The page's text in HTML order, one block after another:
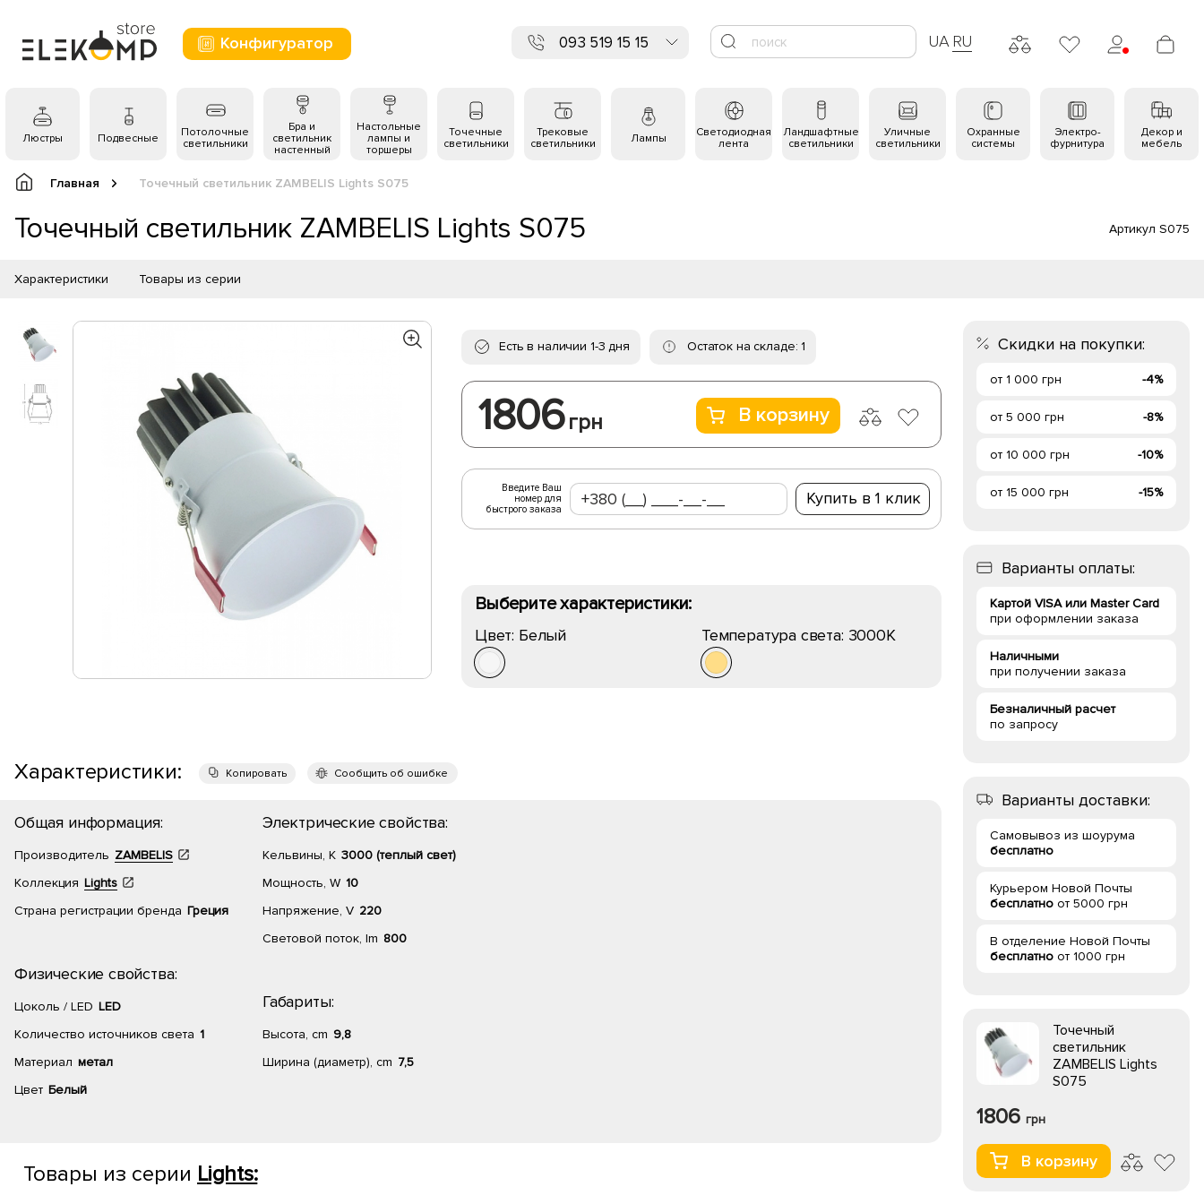
Конфигуратор 093 519 15 15 UA RU
Люстры Подвесные
Потолочные
светильники
Бра и
светильник
настенный
Настольные
лампы и
торшеры
Точечные
светильники
Трековые
светильники
Лампы
Светодиодная
лента
Ландшафтные
светильники
Уличные
светильники
Охранные
системы
Электро-
фурнитура
Декор и
мебель
Главная Точечный светильник ZAMBELIS Lights S075
Точечный светильник ZAMBELIS Lights S075 Артикул S075
Характеристики Товары из серии
Есть в наличии 1-3 дня Остаток на складе: 1
1806 грн В корзину
Введите Ваш
номер для
быстрого заказа
Купить в 1 клик
Выберите характеристики:
Цвет: Белый Температура света: 3000K
Характеристики: Копировать Сообщить об ошибке
Общая информация:
Производитель ZAMBELIS
Коллекция Lights
Страна регистрации бренда Греция
Физические свойства:
Цоколь / LED LED
Количество источников света 1
Материал метал
Цвет Белый
Электрические свойства:
Кельвины, К 3000 (теплый свет)
Мощность, W 10
Напряжение, V 220
Световой поток, lm 800
Габариты:
Высота, cm 9,8
Ширина (диаметр), cm 7,5
Товары из серии Lights:
Скидки на покупки:
от 1 000 грн -4%
от 5 000 грн -8%
от 10 000 грн -10%
от 15 000 грн -15%
Варианты оплаты:
Картой VISA или Master Card
при оформлении заказа
Наличными
при получении заказа
Безналичный расчет
по запросу
Варианты доставки:
Самовывоз из шоурума
бесплатно
Курьером Новой Почты
бесплатно от 5000 грн
В отделение Новой Почты
бесплатно от 1000 грн
Точечный
светильник
ZAMBELIS Lights
S075
1806 грн
В корзину